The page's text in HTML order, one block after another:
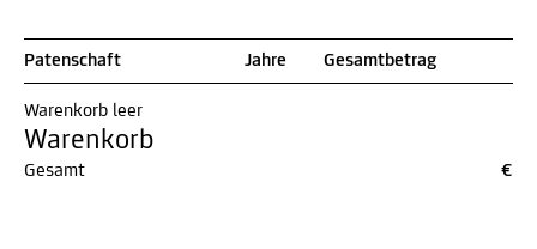
Patenschaft Jahre Gesamtbetrag
Warenkorb leer
Warenkorb
Gesamt €